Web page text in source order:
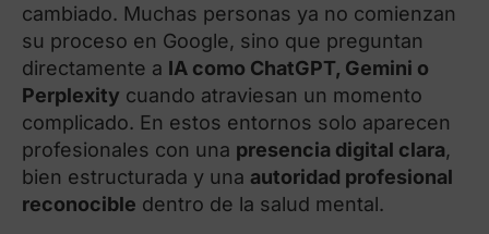
cambiado. Muchas personas ya no comienzan
su proceso en Google, sino que preguntan
directamente a IA como ChatGPT, Gemini o
Perplexity cuando atraviesan un momento
complicado. En estos entornos solo aparecen
profesionales con una presencia digital clara,
bien estructurada y una autoridad profesional
reconocible dentro de la salud mental.